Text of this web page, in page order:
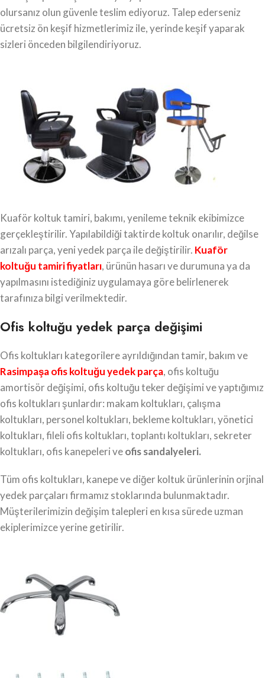
olursanız olun güvenle teslim ediyoruz. Talep ederseniz
ücretsiz ön keşif hizmetlerimiz ile, yerinde keşif yaparak
sizleri önceden bilgilendiriyoruz.
Kuaför koltuk tamiri, bakımı, yenileme teknik ekibimizce
gerçekleştirilir. Yapılabildiği taktirde koltuk onarılır, değilse
arızalı parça, yeni yedek parça ile değiştirilir. Kuaför
koltuğu tamiri fiyatları, ürünün hasarı ve durumuna ya da
yapılmasını istediğiniz uygulamaya göre belirlenerek
tarafınıza bilgi verilmektedir.
Ofis koltuğu yedek parça değişimi
Ofis koltukları kategorilere ayrıldığından tamir, bakım ve
Rasimpaşa ofis koltuğu yedek parça, ofis koltuğu
amortisör değişimi, ofis koltuğu teker değişimi ve yaptığımız
ofis koltukları şunlardır: makam koltukları, çalışma
koltukları, personel koltukları, bekleme koltukları, yönetici
koltukları, fileli ofis koltukları, toplantı koltukları, sekreter
koltukları, ofis kanepeleri veofis sandalyeleri.
Tüm ofis koltukları, kanepe ve diğer koltuk ürünlerinin orjinal
yedek parçaları firmamız stoklarında bulunmaktadır.
Müşterilerimizin değişim talepleri en kısa sürede uzman
ekiplerimizce yerine getirilir.